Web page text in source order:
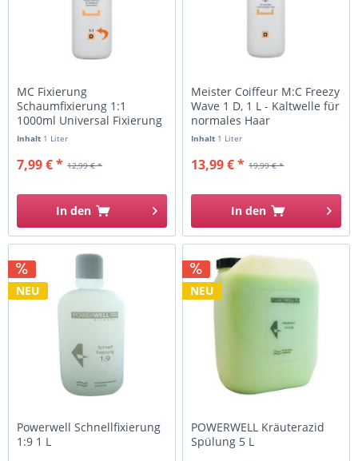
MC Fixierung
Schaumfixierung 1:1
1000ml Universal Fixierung
Inhalt 1 Liter
12,99 € *
7,99 € *
In den
Meister Coiffeur M:C Freezy
Wave 1 D, 1 L - Kaltwelle für
normales Haar
Inhalt 1 Liter
19,99 € *
13,99 € *
In den
NEU
Powerwell Schnellfixierung
1:9 1 L
NEU
POWERWELL Kräuterazid
Spülung 5 L